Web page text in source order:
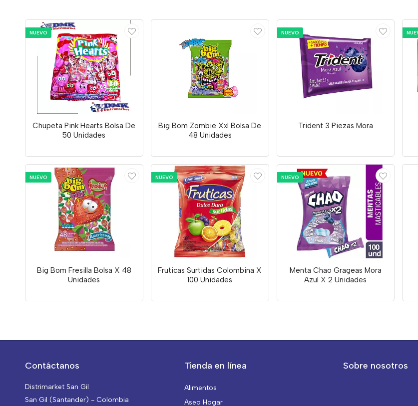
NUEVO
Chupeta Pink Hearts Bolsa De
50 Unidades
Big Bom Zombie Xxl Bolsa De
48 Unidades
NUEVO
Trident 3 Piezas Mora
NUEVO
Big Bom Fresilla Bolsa X 48
Unidades
NUEVO
Fruticas Surtidas Colombina X
100 Unidades
NUEVO
Menta Chao Grageas Mora
Azul X 2 Unidades
Contáctanos
Distrimarket San Gil
San Gil (Santander) - Colombia
Tienda en línea
Alimentos
Aseo Hogar
Sobre nosotros